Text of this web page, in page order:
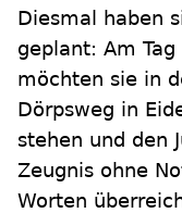
Diesmal haben
geplant: Am
möchten sie in
Dörpsweg in
stehen und den
Zeugnis ohne
Worten